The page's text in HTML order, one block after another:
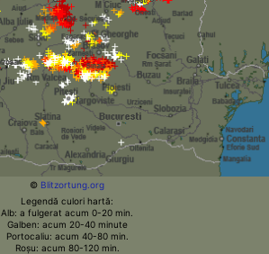
© Blitzortung.org
Legendă culori hartă:
Alb: a fulgerat acum 0-20 min.
Galben: acum 20-40 minute
Portocaliu: acum 40-80 min.
Roșu: acum 80-120 min.